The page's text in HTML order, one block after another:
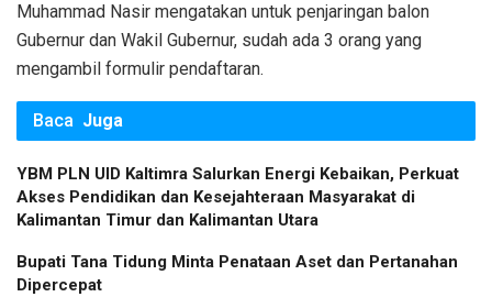
Muhammad Nasir mengatakan untuk penjaringan balon
Gubernur dan Wakil Gubernur, sudah ada 3 orang yang
mengambil formulir pendaftaran.
Baca Juga
YBM PLN UID Kaltimra Salurkan Energi Kebaikan, Perkuat
Akses Pendidikan dan Kesejahteraan Masyarakat di
Kalimantan Timur dan Kalimantan Utara
Bupati Tana Tidung Minta Penataan Aset dan Pertanahan
Dipercepat